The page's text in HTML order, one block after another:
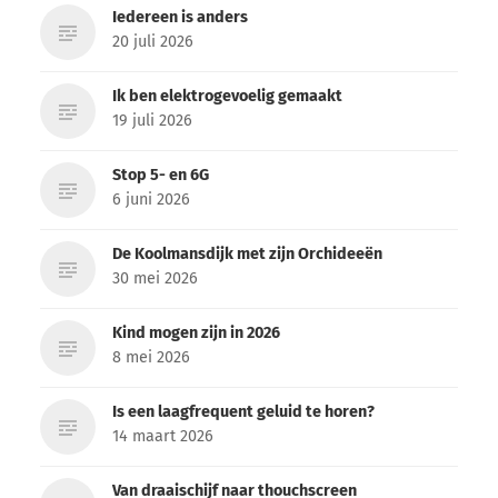
Iedereen is anders
20 juli 2026
Ik ben elektrogevoelig gemaakt
19 juli 2026
Stop 5- en 6G
6 juni 2026
De Koolmansdijk met zijn Orchideeën
30 mei 2026
Kind mogen zijn in 2026
8 mei 2026
Is een laagfrequent geluid te horen?
14 maart 2026
Van draaischijf naar thouchscreen